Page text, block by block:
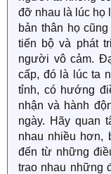
đỡ nhau là lúc họ
bản thân họ
tiến bộ và phát
người vô cảm.
cấp, đó là lúc ta
tỉnh, có hướng
nhận và hành
ngày. Hãy quan
nhau nhiều hơn,
đến từ những
trao nhau những